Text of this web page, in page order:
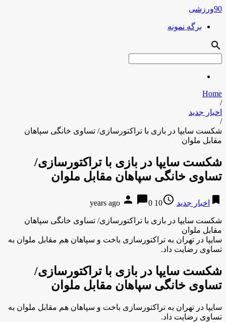
90ورزشی
برگه نمونه
search
Home
/
اخبار جدید
/
شکست سایپا در بازی با تراکتورسازی/ تساوی خانگی سپاهان
مقابل ملوان
شکست سایپا در بازی با تراکتورسازی/
تساوی خانگی سپاهان مقابل ملوان
bookmark اخبار جدید access_time
10 years ago
person chat_bubble0
شکست سایپا در بازی با تراکتورسازی/ تساوی خانگی سپاهان
مقابل ملوان
سایپا در تهران به تراکتورسازی باخت و سپاهان هم مقابل ملوان به
تساوی رضایت داد.
شکست سایپا در بازی با تراکتورسازی/
تساوی خانگی سپاهان مقابل ملوان
سایپا در تهران به تراکتورسازی باخت و سپاهان هم مقابل ملوان به
تساوی رضایت داد.